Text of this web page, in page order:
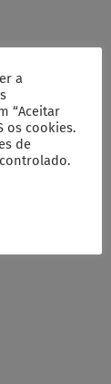
a
“Aceitar
os cookies.
de